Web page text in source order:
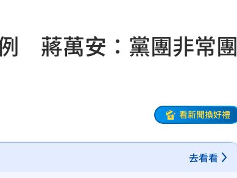
蔣萬安：黨團非常團
看新聞換好禮
去看看